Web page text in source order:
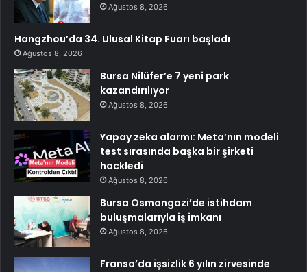
Ağustos 8, 2026
Hangzhou’da 34. Ulusal Kitap Fuarı başladı
Ağustos 8, 2026
Bursa Nilüfer’e 7 yeni park
kazandırılıyor
Ağustos 8, 2026
Yapay zeka alarmı: Meta’nın modeli
test sırasında başka bir şirketi
hackledi
Ağustos 8, 2026
Bursa Osmangazi’de istihdam
buluşmalarıyla iş imkanı
Ağustos 8, 2026
Fransa’da işsizlik 6 yılın zirvesinde